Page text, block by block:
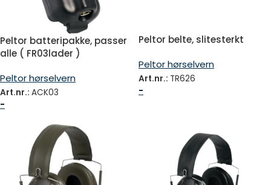
Peltor batteripakke, passer
alle ( FR03lader )
Peltor hørselvern
Art.nr.: ACK03
-
Peltor belte, slitesterkt
Peltor hørselvern
Art.nr.: TR626
-